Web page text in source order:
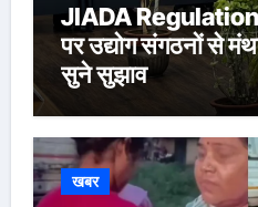
JIADA
पर उद्योग संगठनों से
सुने सुझाव
खबर